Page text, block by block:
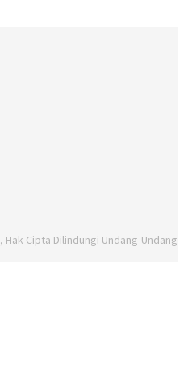
Cipta Dilindungi Undang-Undang